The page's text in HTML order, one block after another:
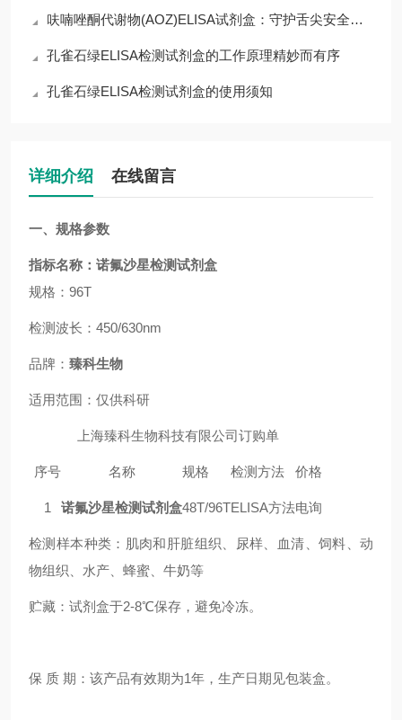
呋喃唑酮代谢物(AOZ)ELISA试剂盒：守护舌尖安全的免疫防线
孔雀石绿ELISA检测试剂盒的工作原理精妙而有序
孔雀石绿ELISA检测试剂盒的使用须知
详细介绍 在线留言
一、规格参数
指标名称： 诺氟沙星检测试剂盒
规格：96T
检测波长：450/630nm
品牌： 臻科生物
适用范围：仅供科研
上海臻科生物科技有限公司订购单
序号 名称 规格 检测方法 价格
1 诺氟沙星检测试剂盒48T/96TELISA方法电询
检测样本种类：肌肉和肝脏组织、尿样、血清、饲料
动
物组织
水产 蜂蜜 牛奶等
贮藏：试剂盒于2-8℃保存，避免冷冻。
保 质 期：该产品有效期为1年，生产日期见包装盒。